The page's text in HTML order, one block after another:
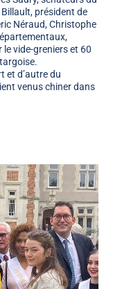
président de
Néraud, Christophe
vide-greniers et 60
et d’autre du
venus chiner dans